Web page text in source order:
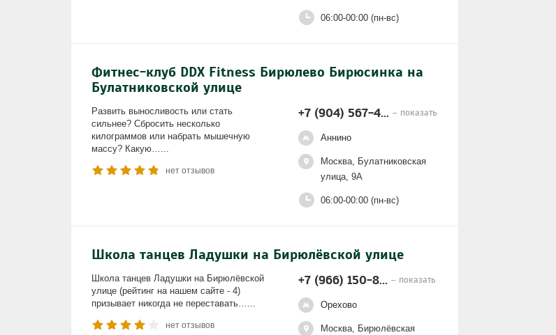
тренировки дистанционно
06:00-00:00 (пн-вс)
Фитнес-клуб DDX Fitness Бирюлево Бирюсинка на
Булатниковской улице
Развить выносливость или стать
сильнее? Сбросить несколько
килограммов или набрать мышечную
массу? Какую…
нет отзывов
+7 (904) 567-4... – показать
Аннино
Москва, Булатниковская
улица, 9А
06:00-00:00 (пн-вс)
Школа танцев Ладушки на Бирюлёвской улице
Школа танцев Ладушки на Бирюлёвской
улице (рейтинг на нашем сайте - 4)
призывает никогда не переставать…
нет отзывов
+7 (966) 150-8... – показать
Орехово
Москва, Бирюлёвская